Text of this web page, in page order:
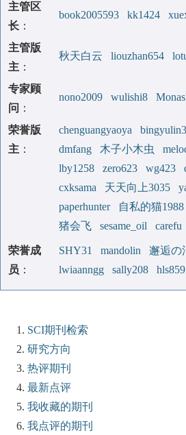
主管区
长 ：
book2005593 kk1424
主管版
主 ：
秋天白云 liouzhan654
专家顾
问 ：
nono2009 wulishi8
荣誉版
主 ：
chenguangyaoya bingyulin3
dmfang
木子小木虫
lby1258
zero623 wg423
cxksama
天天向上3035
paperhunter
自私的猫1988
猪会飞
sesame_oil carefu
荣誉成
员 ：
SHY31 mandolin 邂逅の
lwiaanngg
sally208
SCI期刊检索
研究方向
热评期刊
最新点评
我收藏的期刊
我点评的期刊